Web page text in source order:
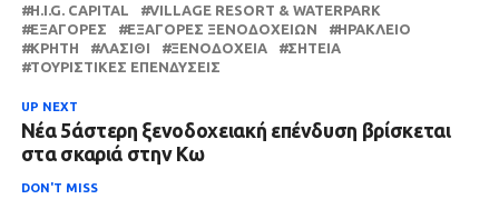
H.I.G. CAPITAL
VILLAGE RESORT & WATERPARK
ΕΞΑΓΟΡΈΣ
ΕΞΑΓΟΡΈΣ ΞΕΝΟΔΟΧΕΊΩΝ
ΗΡΆΚΛΕΙΟ
ΚΡΉΤΗ
ΛΑΣΊΘΙ ΞΕΝΟΔΟΧΕΊΑ
ΣΗΤΕΊΑ
ΤΟΥΡΙΣΤΙΚΈΣ ΕΠΕΝΔΎΣΕΙΣ
UP NEXT
Νέα 5άστερη ξενοδοχειακή επένδυση βρίσκεται
στα σκαριά στην Κω
DON'T MISS